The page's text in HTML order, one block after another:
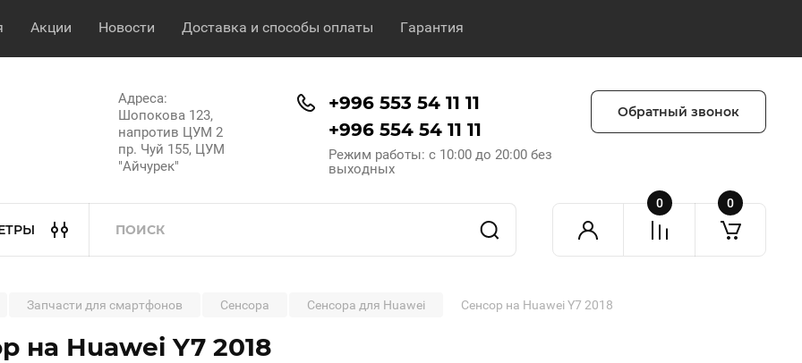
Акции Новости Доставка и способы оплаты Гарантия
Адреса:
Шопокова 123,
напротив ЦУМ 2
пр. Чуй 155, ЦУМ
"Айчурек"
+996 553 54 11 11
+996 554 54 11 11
Режим работы: с 10:00 до 20:00 без
выходных
Обратный звонок
0 0
Запчасти для смартфонов Сенсора Сенсора для Huawei Сенсор на Huawei Y7 2018
на Huawei Y7 2018